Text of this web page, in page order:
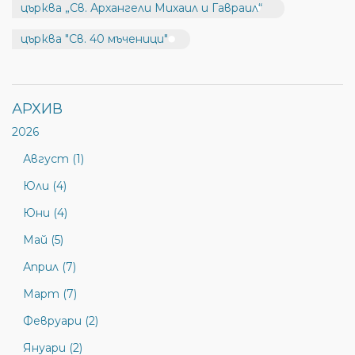
църква „Св. Архангели Михаил и Гавраил“
църква "Св. 40 мъченици"
АРХИВ
2026
Август (1)
Юли (4)
Юни (4)
Май (5)
Април (7)
Март (7)
Февруари (2)
Януари (2)